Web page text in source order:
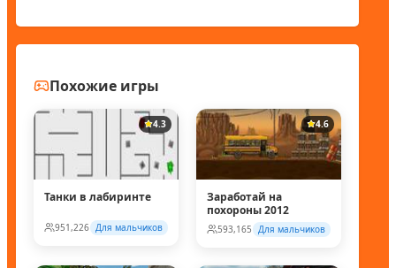
Похожие игры
4.3
Танки в лабиринте
951,226 Для мальчиков
4.6
Заработай на
похороны 2012
593,165 Для мальчиков